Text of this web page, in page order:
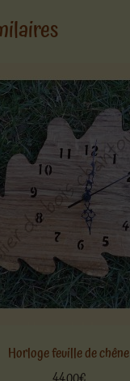
Horloge feuille de chêne